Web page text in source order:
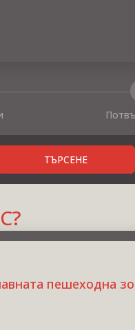
ТЪРСЕНЕ
пешеходна